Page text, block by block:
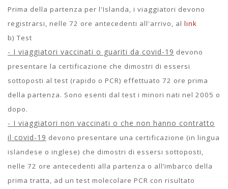
Prima della partenza per l'Islanda, i viaggiatori devono
registrarsi, nelle 72 ore antecedenti all'arrivo, al link
b) Test
- I viaggiatori vaccinati o guariti da covid-19 devono
presentare la certificazione che dimostri di essersi
sottoposti al test (rapido o PCR) effettuato 72 ore prima
della partenza. Sono esenti dal test i minori nati nel 2005 o
dopo.
- I viaggiatori non vaccinati o che non hanno contratto
il covid-19 devono presentare una certificazione (in lingua
islandese o inglese) che dimostri di essersi sottoposti,
nelle 72 ore antecedenti alla partenza o all’imbarco della
prima tratta, ad un test molecolare PCR con risultato